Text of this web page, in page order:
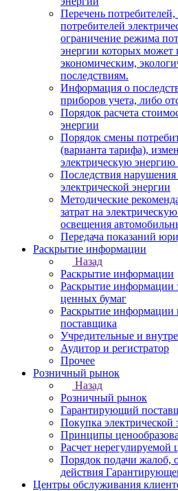
Перечень
потребителей
ограничение режима
энергии которых может
экономическим,
последствиям.
Информация о
приборов учета, либо
Порядок расчета
энергии
Порядок смены
(варианта тарифа),
электрическую
Последствия нарушения
электрической энергии
Методические
затрат на
освещения
Передача показаний
Раскрытие информации
Назад
Раскрытие информации
Раскрытие информации
ценных бумаг
Раскрытие информации
поставщика
Учредительные и
Аудитор и регистратор
Прочее
Розничный рынок
Назад
Розничный рынок
Гарантирующий
Покупка электрической
Принципы
Расчет нерегулируемой
Порядок подачи жалоб,
действия
Центры обслуживания